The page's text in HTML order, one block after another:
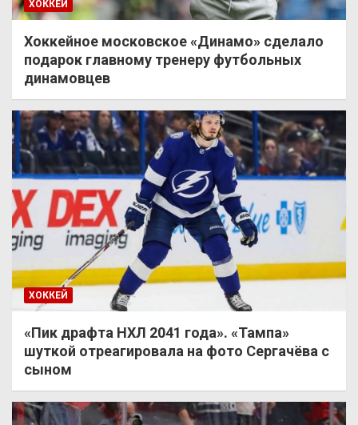
ХОККЕЙ
Хоккейное московское «Динамо» сделало
подарок главному тренеру футбольных
динамовцев
ХОККЕЙ
«Пик драфта НХЛ 2041 года». «Тампа»
шуткой отреагировала на фото Сергачёва с
сыном